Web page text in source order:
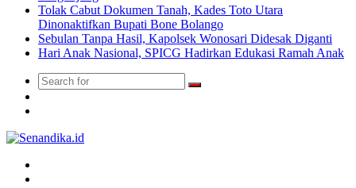
Tolak Cabut Dokumen Tanah, Kades Toto Utara
Dinonaktifkan Bupati Bone Bolango
Sebulan Tanpa Hasil, Kapolsek Wonosari Didesak Diganti
Hari Anak Nasional, SPICG Hadirkan Edukasi Ramah Anak
Search